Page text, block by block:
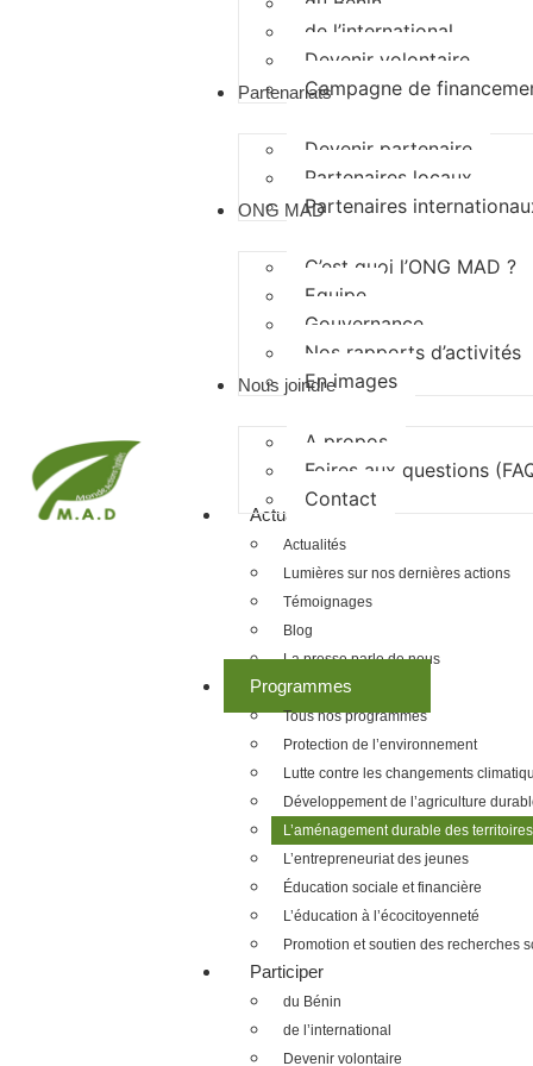
de l’international
Devenir volontaire
Campagne de
Partenariats
Devenir partenaire
Partenaires locaux
Partenaires
ONG MAD
C’est quoi l’ONG MAD ?
Equipe
Gouvernance
Nos rapports d’activités
En images
Nous joindre
A propos
Foires aux questions
Contact
Actualités
Actualités
Lumières sur nos dernières actions
Témoignages
Blog
La presse parle de nous
Programmes
Tous nos programmes
Protection de l’environnement
Lutte contre les changements
Développement de l’agriculture
L’aménagement durable des territoires
L’entrepreneuriat des jeunes
Éducation sociale et financière
L’éducation à l’écocitoyenneté
Promotion et soutien des recherches
Participer
du Bénin
de l’international
Devenir volontaire